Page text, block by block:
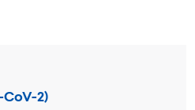
2)